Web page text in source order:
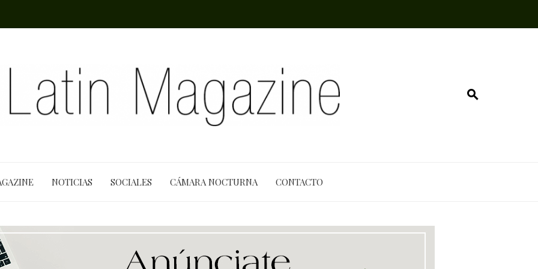
NOTICIAS SOCIALES CÁMARA NOCTURNA CONTACTO